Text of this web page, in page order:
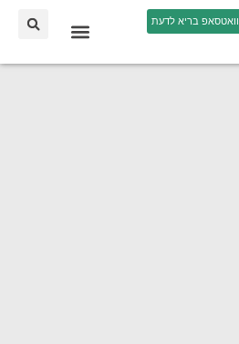
וואטסאפ בריא לדעת